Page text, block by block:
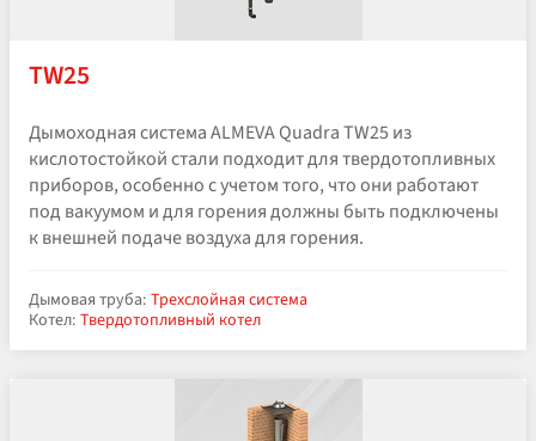
TW25
Дымоходная система ALMEVA Quadra TW25 из
кислотостойкой стали подходит для твердотопливных
приборов, особенно с учетом того, что они работают
под вакуумом и для горения должны быть подключены
к внешней подаче воздуха для горения.
Дымовая труба: Трехслойная система
Котел: Твердотопливный котел